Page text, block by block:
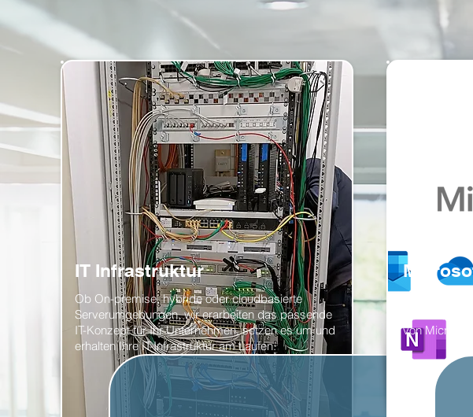
IT Infrastruktur
Ob On-premise, hybride oder cloudbasierte
Serverumgebungen, wir erarbeiten das passende
IT-Konzept für Ihr Unternehmen, setzen es um und
erhalten Ihre IT-Infrastruktur am Laufen.
von